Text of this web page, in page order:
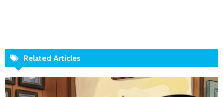
Related Articles